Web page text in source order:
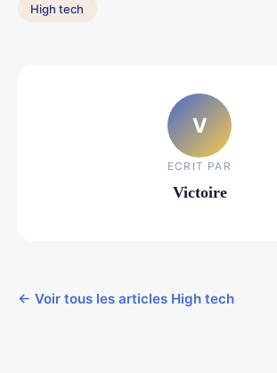
High tech
V
ECRIT PAR
Victoire
← Voir tous les articles High tech